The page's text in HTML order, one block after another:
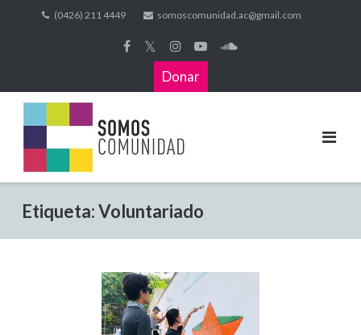
(0426) 211 4449 somoscomunidad.ac@gmail.com
𝕏
Donar
Etiqueta:Voluntariado